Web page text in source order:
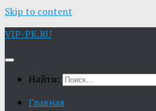
Skip to content
VIP-PK.RU
Найти:
Главная